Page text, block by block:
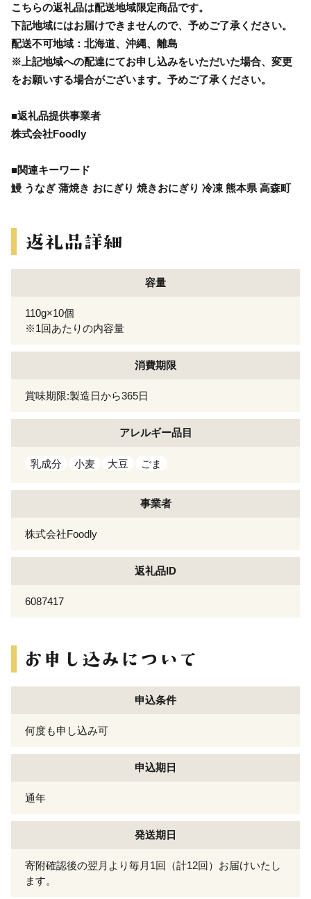
こちらの返礼品は配送地域限定商品です。
下記地域にはお届けできませんので、予めご了承ください。
配送不可地域：北海道、沖縄、離島
※上記地域への配達にてお申し込みをいただいた場合、変更
をお願いする場合がございます。予めご了承ください。
■返礼品提供事業者
株式会社Foodly
■関連キーワード
鰻 うなぎ 蒲焼き おにぎり 焼きおにぎり 冷凍 熊本県 高森町
容量
110g×10個
※1回あたりの内容量
消費期限
賞味期限:製造日から365日
アレルギー品目
乳成分 小麦 大豆 ごま
事業者
株式会社Foodly
返礼品ID
6087417
申込条件
何度も申し込み可
申込期日
通年
発送期日
寄附確認後の翌月より毎月1回（計12回）お届けいたし
ます。